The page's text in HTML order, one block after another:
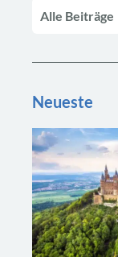
Alle Beiträge
Neueste